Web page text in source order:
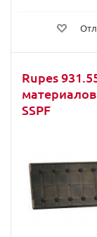
Rupes
SSPF